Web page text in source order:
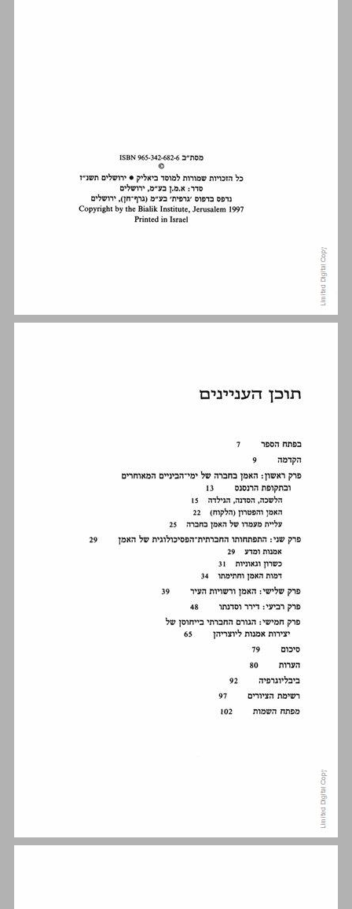
בפתח הספר ... 7